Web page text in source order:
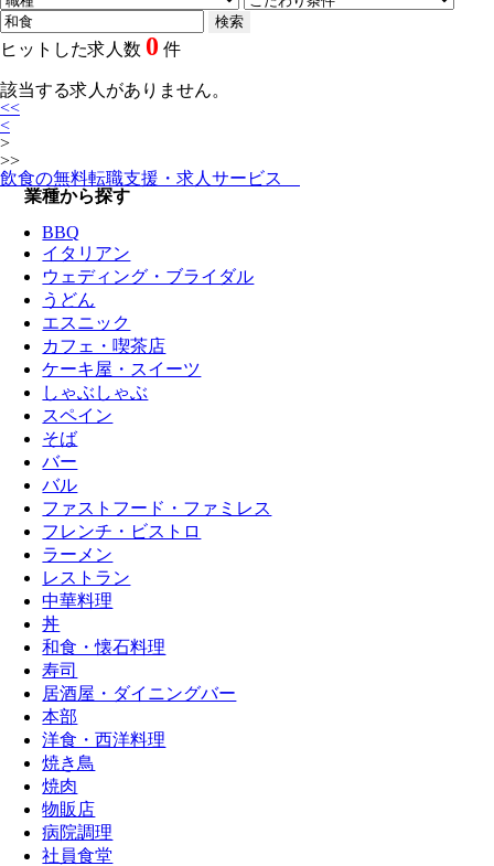
ヒットした求人数 0 件
該当する求人がありません。
<<
<
>
>>
飲食の無料転職支援・求人サービス
業種から探す
BBQ
イタリアン
ウェディング・ブライダル
うどん
エスニック
カフェ・喫茶店
ケーキ屋・スイーツ
しゃぶしゃぶ
スペイン
そば
バー
バル
ファストフード・ファミレス
フレンチ・ビストロ
ラーメン
レストラン
中華料理
丼
和食・懐石料理
寿司
居酒屋・ダイニングバー
本部
洋食・西洋料理
焼き鳥
焼肉
物販店
病院調理
社員食堂